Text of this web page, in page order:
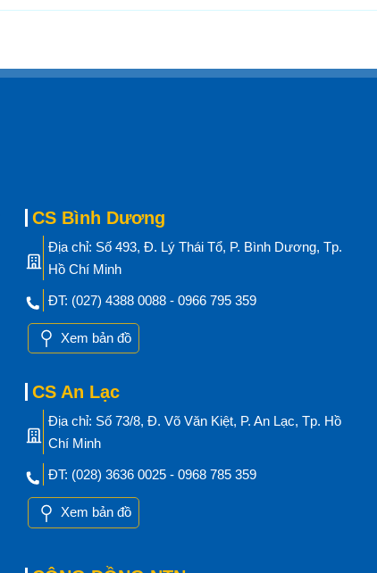
CS Bình Dương
Địa chỉ: Số 493, Đ. Lý Thái Tổ, P. Bình Dương, Tp.
Hồ Chí Minh
ĐT: (027) 4388 0088 - 0966 795 359
Xem bản đồ
CS An Lạc
Địa chỉ: Số 73/8, Đ. Võ Văn Kiệt, P. An Lạc, Tp. Hồ
Chí Minh
ĐT: (028) 3636 0025 - 0968 785 359
Xem bản đồ